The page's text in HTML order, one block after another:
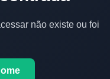
não existe ou foi